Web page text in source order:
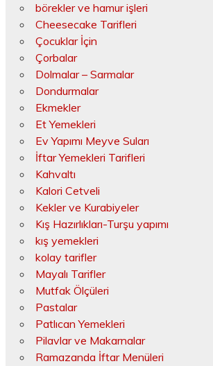
börekler ve hamur işleri
Cheesecake Tarifleri
Çocuklar İçin
Çorbalar
Dolmalar – Sarmalar
Dondurmalar
Ekmekler
Et Yemekleri
Ev Yapımı Meyve Suları
İftar Yemekleri Tarifleri
Kahvaltı
Kalori Cetveli
Kekler ve Kurabiyeler
Kış Hazırlıkları-Turşu yapımı
kış yemekleri
kolay tarifler
Mayalı Tarifler
Mutfak Ölçüleri
Pastalar
Patlıcan Yemekleri
Pilavlar ve Makarnalar
Ramazanda İftar Menüleri